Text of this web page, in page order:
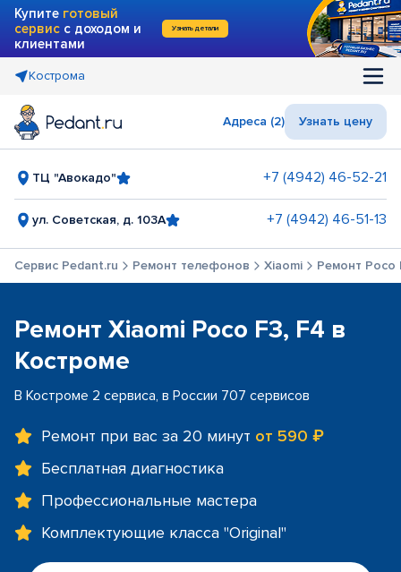
Купите готовый
сервис с доходом и
клиентами
Узнать детали
Кострома
Адреса (2) Узнать цену
ТЦ "Авокадо" +7 (4942) 46-52-21
ул. Советская, д. 103А +7 (4942) 46-51-13
Сервис Pedant.ru Ремонт телефонов Xiaomi Ремонт Poco
Ремонт Xiaomi Poco F3, F4 в
Костроме
В Костроме 2 сервиса, в России 707 сервисов
Ремонт при вас за 20 минут от 590 ₽
Бесплатная диагностика
Профессиональные мастера
Комплектующие класса "Original"